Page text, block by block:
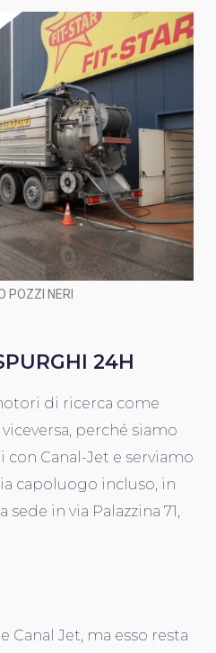
POZZI NERI
24H
di ricerca come
perché siamo
Canal-Jet e serviamo
capoluogo incluso, in
in via Palazzina 71,
Canal Jet, ma esso resta